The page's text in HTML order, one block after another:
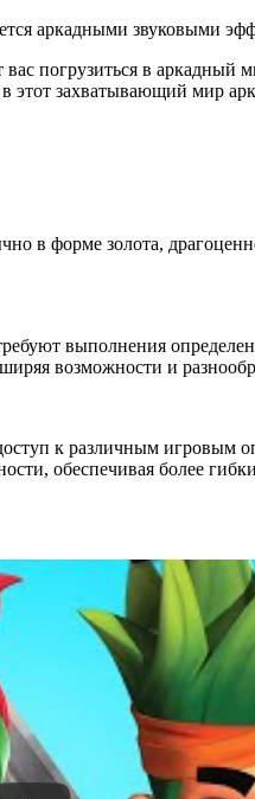
аркадными звуковыми
погрузиться в
захватывающий мир
в форме золота,
выполнения
возможности и
к различным игровым
обеспечивая более